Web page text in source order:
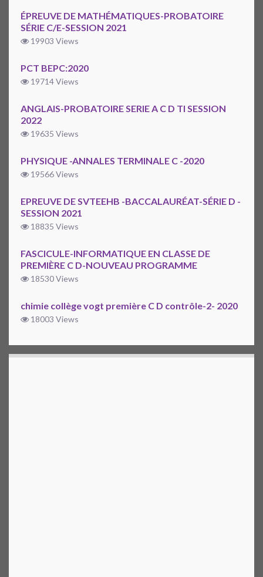
ÉPREUVE DE MATHÉMATIQUES-PROBATOIRE
SÉRIE C/E-SESSION 2021
19903 Views
PCT BEPC:2020
19714 Views
ANGLAIS-PROBATOIRE SERIE A C D TI SESSION
2022
19635 Views
PHYSIQUE -ANNALES TERMINALE C -2020
19566 Views
EPREUVE DE SVTEEHB -BACCALAURÉAT-SÉRIE D -
SESSION 2021
18835 Views
FASCICULE-INFORMATIQUE EN CLASSE DE
PREMIÈRE C D-NOUVEAU PROGRAMME
18530 Views
chimie collège vogt première C D contrôle-2- 2020
18003 Views